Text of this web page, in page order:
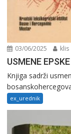
03/06/2025 klis
USMENE
Knjiga sadrži
ex_urednik